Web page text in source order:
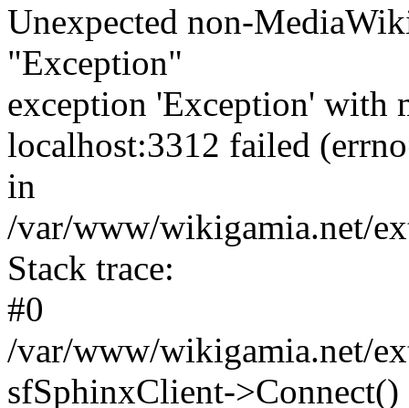
Unexpected non-
"Exception"
exception 'Exception' with
localhost:3312 failed
in
/var/www/wikigamia.net/
Stack trace:
#0
/var/www/wikigamia.net/
sfSphinxClient->Connect()